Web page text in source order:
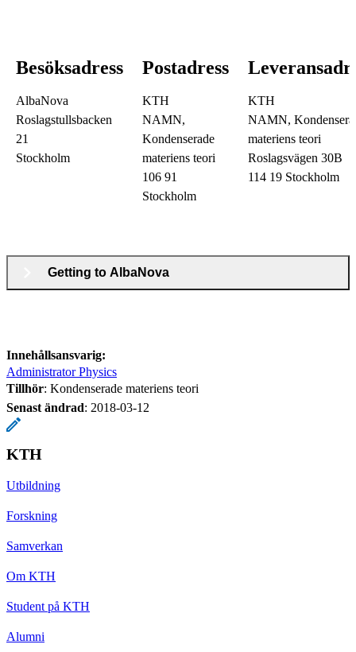
Besöksadress
AlbaNova
Roslagstullsbacken
21
Stockholm
Postadress
KTH
NAMN,
Kondenserade
materiens teori
106 91
Stockholm
KTH
NAMN,
materiens teori
Roslagsvägen 30B
114 19 Stockholm
Getting to AlbaNova
Innehållsansvarig:
Administrator Physics
Tillhör: Kondenserade materiens teori
Senast ändrad: 2018-03-12
KTH
Utbildning
Forskning
Samverkan
Om KTH
Student på KTH
Alumni